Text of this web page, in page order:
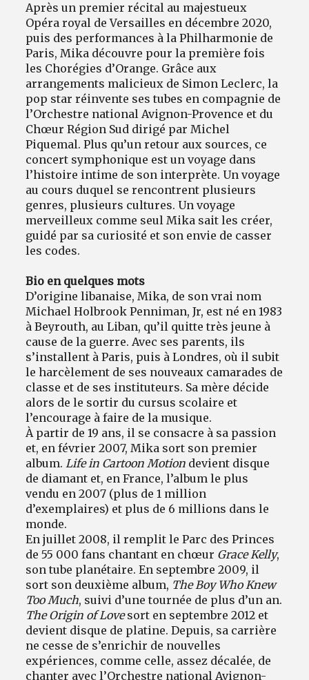
Après un premier récital au majestueux
Opéra royal de Versailles en décembre 2020,
puis des performances à la Philharmonie de
Paris, Mika découvre pour la première fois
les Chorégies d’Orange. Grâce aux
arrangements malicieux de Simon Leclerc, la
pop star réinvente ses tubes en compagnie de
l’Orchestre national Avignon-Provence et du
Chœur Région Sud dirigé par Michel
Piquemal. Plus qu’un retour aux sources, ce
concert symphonique est un voyage dans
l’histoire intime de son interprète. Un voyage
au cours duquel se rencontrent plusieurs
genres, plusieurs cultures. Un voyage
merveilleux comme seul Mika sait les créer,
guidé par sa curiosité et son envie de casser
les codes.
Bio en quelques mots
D’origine libanaise, Mika, de son vrai nom
Michael Holbrook Penniman, Jr, est né en 1983
à Beyrouth, au Liban, qu’il quitte très jeune à
cause de la guerre. Avec ses parents, ils
s’installent à Paris, puis à Londres, où il subit
le harcèlement de ses nouveaux camarades de
classe et de ses instituteurs. Sa mère décide
alors de le sortir du cursus scolaire et
l’encourage à faire de la musique.
À partir de 19 ans, il se consacre à sa passion
et, en février 2007, Mika sort son premier
album. Life in Cartoon Motion devient disque
de diamant et, en France, l’album le plus
vendu en 2007 (plus de 1 million
d’exemplaires) et plus de 6 millions dans le
monde.
En juillet 2008, il remplit le Parc des Princes
de 55 000 fans chantant en chœur Grace Kelly,
son tube planétaire. En septembre 2009, il
sort son deuxième album, The Boy Who Knew
Too Much, suivi d’une tournée de plus d’un an.
The Origin of Lovesort en septembre 2012 et
devient disque de platine. Depuis, sa carrière
ne cesse de s’enrichir de nouvelles
expériences, comme celle, assez décalée, de
chanter avec l’Orchestre national Avignon-